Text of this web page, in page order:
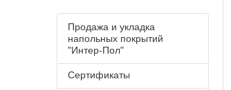
Продажа и укладка
напольных покрытий
"Интер-Пол"
Сертификаты